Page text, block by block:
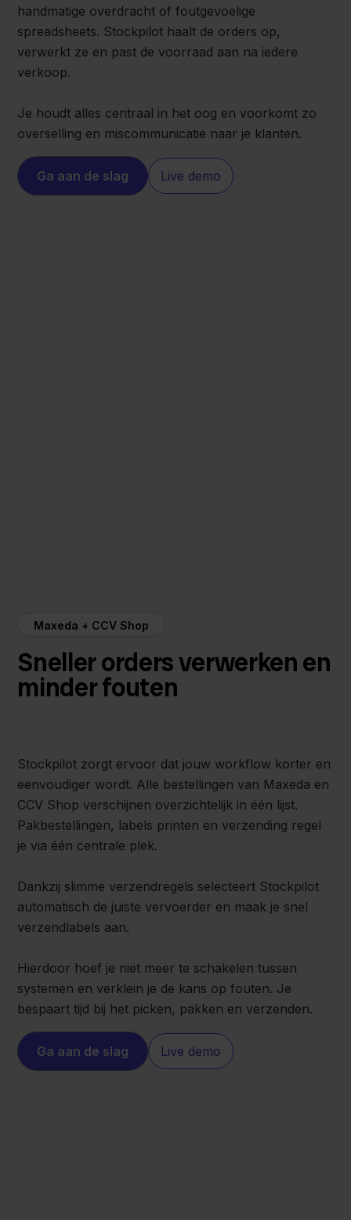
handmatige overdracht of foutgevoelige
spreadsheets. Stockpilot haalt de orders op,
verwerkt ze en past de voorraad aan na iedere
verkoop.
Je houdt alles centraal in het oog en voorkomt zo
overselling en miscommunicatie naar je klanten.
Ga aan de slag Live demo
Maxeda + CCV Shop
Sneller orders verwerken en
minder fouten
Stockpilot zorgt ervoor dat jouw workflow korter en
eenvoudiger wordt. Alle bestellingen van Maxeda en
CCV Shop verschijnen overzichtelijk in één lijst.
Pakbestellingen, labels printen en verzending regel
je via één centrale plek.
Dankzij slimme verzendregels selecteert Stockpilot
automatisch de juiste vervoerder en maak je snel
verzendlabels aan.
Hierdoor hoef je niet meer te schakelen tussen
systemen en verklein je de kans op fouten. Je
bespaart tijd bij het picken, pakken en verzenden.
Ga aan de slag Live demo